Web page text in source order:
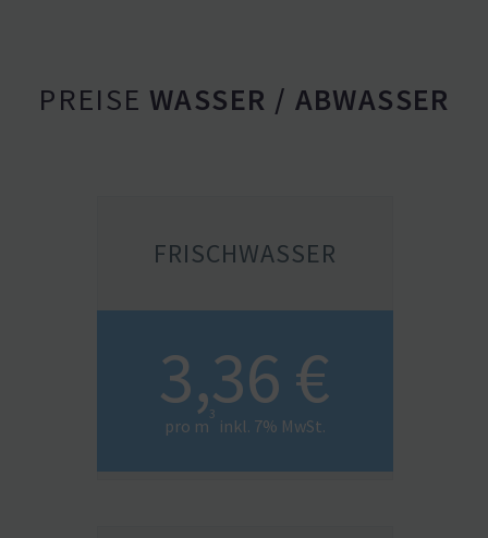
PREISE WASSER / ABWASSER
FRISCH­WASSER
3,36 €
pro m
3
inkl. 7% MwSt.